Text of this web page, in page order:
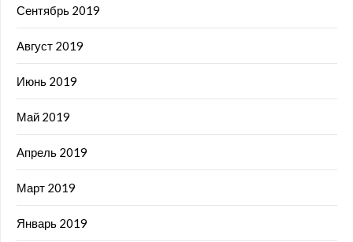
Сентябрь 2019
Август 2019
Июнь 2019
Май 2019
Апрель 2019
Март 2019
Январь 2019